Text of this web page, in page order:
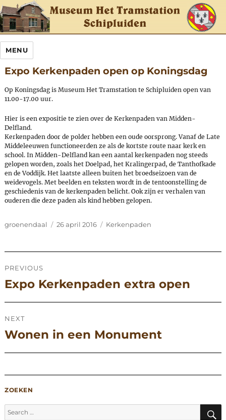
MENU
Expo Kerkenpaden open op Koningsdag
Op Koningsdag is Museum Het Tramstation te Schipluiden open van
11.00-17.00 uur.
Hier is een expositie te zien over de Kerkenpaden van Midden-
Delfland.
Kerkenpaden door de polder hebben een oude oorsprong. Vanaf de Late
Middeleeuwen functioneerden ze als de kortste route naar kerk en
school. In Midden-Delfland kan een aantal kerkenpaden nog steeds
gelopen worden, zoals het Doelpad, het Kralingerpad, de Tanthofkade
en de Voddijk. Het laatste alleen buiten het broedseizoen van de
weidevogels. Met beelden en teksten wordt in de tentoonstelling de
geschiedenis van de kerkenpaden belicht. Ook zijn er verhalen van
ouderen die deze paden als kind hebben gelopen.
Author
groenendaal
Posted
26 april 2016 Categories
Kerkenpaden
navigation
PREVIOUS
Previous
post:
Expo Kerkenpaden extra open
NEXT
Next
post:
Wonen in een Monument
ZOEKEN